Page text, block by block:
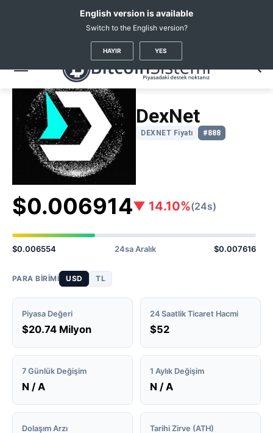
Coin Fiyatları (DEXNET)
DexNet
DEXNET Fiyatı #888
$0.006914▼ 14.10%(24s)
$0.006554 24sa Aralık $0.007616
PARA BIRIMI USD TL
Piyasa Değeri
$20.74 Milyon
24 Saatlik Ticaret Hacmi
$52
7 Günlük Değişim
N / A
1 Aylık Değişim
N / A
Dolaşım Arzı Tarihi Zirve (ATH)
English version is available
Switch to the English version?
HAYIR YES